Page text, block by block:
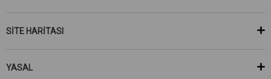
SİTE HARİTASI
YASAL